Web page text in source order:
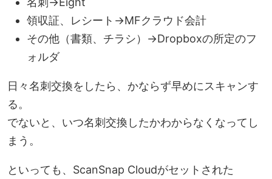
領収証、レシート→MFクラウド会計
その他（書類、チラシ）→Dropboxの所定のフ
ォルダ
日々名刺交換をしたら、かならず早めにスキャンす
る。
でないと、いつ名刺交換したかわからなくなってし
まう。
といっても、ScanSnap Cloudがセットされた